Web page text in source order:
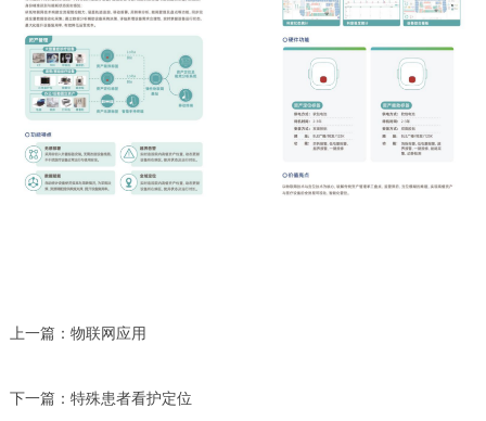
上一篇： 物联网应用
下一篇： 特殊患者看护定位